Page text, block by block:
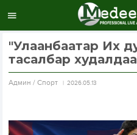
"Улаанбаатар Их
тасалбар
Aдмин / Спорт 2026.05.13